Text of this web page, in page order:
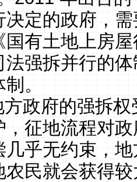
决定的政府，
国有土地上房
法强拆并行的
制。
方政府的强拆
，征地流程对
几乎无约束，
农民就会获得